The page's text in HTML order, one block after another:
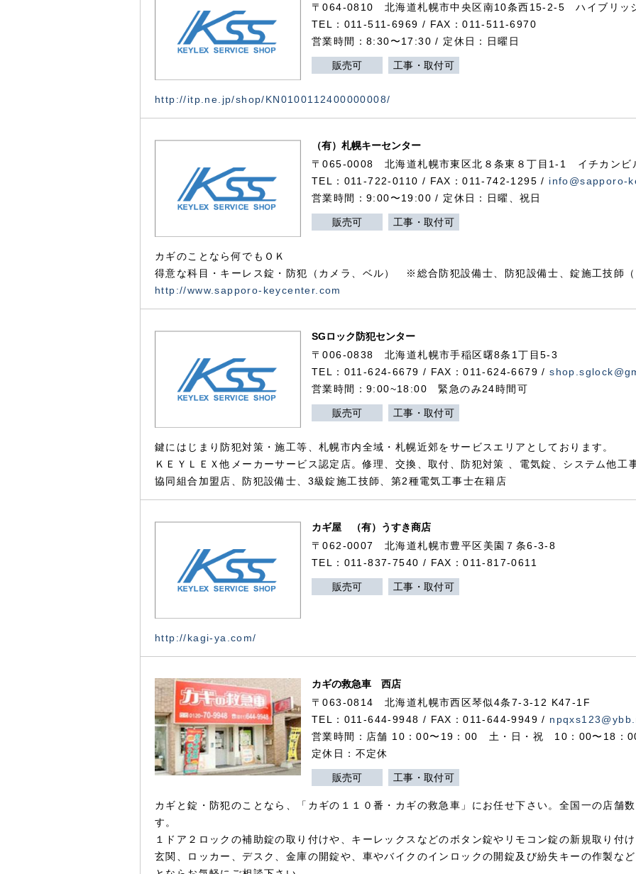
〒064-0810 北海道札幌市中央区南10条西15-2-5 ハイブリッ
TEL：011-511-6969 / FAX：011-511-6970
営業時間：8:30〜17:30 / 定休日：日曜日
販売可 工事・取付可
http://itp.ne.jp/shop/KN0100112400000008/
（有）札幌キーセンター
〒065-0008 北海道札幌市東区北８条東８丁目1-1 イチカンビ
TEL：011-722-0110 / FAX：011-742-1295 / info@sapporo-
営業時間：9:00〜19:00 / 定休日：日曜、祝日
販売可 工事・取付可
カギのことなら何でもＯＫ
得意な科目・キーレス錠・防犯（カメラ、ベル） ※総合防犯設備士、防犯設備士、錠施工技師
http://www.sapporo-keycenter.com
SGロック防犯センター
〒006-0838 北海道札幌市手稲区曙8条1丁目5-3
TEL：011-624-6679 / FAX：011-624-6679 /
営業時間：9:00~18:00 緊急のみ24時間可
販売可 工事・取付可
鍵にはじまり防犯対策・施工等、札幌市内全域・札幌近郊をサービスエリアとしております。
ＫＥＹＬＥＸ他メーカーサービス認定店。修理、交換、取付、防犯対策 、電気錠、システム他工
協同組合加盟店、防犯設備士、3級錠施工技師、第2種電気工事士在籍店
カギ屋 （有）うすき商店
〒062-0007 北海道札幌市豊平区美園７条6-3-8
TEL：011-837-7540 / FAX：011-817-0611
販売可 工事・取付可
http://kagi-ya.com/
カギの救急車 西店
〒063-0814 北海道札幌市西区琴似4条7-3-12 K47-1F
TEL：011-644-9948 / FAX：011-644-9949 /
営業時間：店舗 10：00〜19：00 土・日・祝 10：00〜18：
定休日：不定休
販売可 工事・取付可
カギと錠・防犯のことなら、「カギの１１０番・カギの救急車」にお任せ下さい。全国一の店舗
す。
１ドア２ロックの補助錠の取り付けや、キーレックスなどのボタン錠やリモコン錠の新規取り付
玄関、ロッカー、デスク、金庫の開錠や、車やバイクのインロックの開錠及び紛失キーの作製な